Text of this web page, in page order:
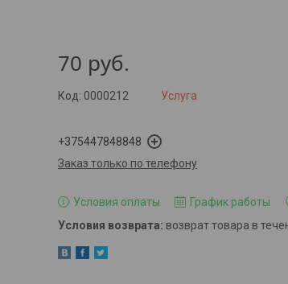
70 руб.
Услуга
Код: 0000212
+375447848848
Заказ только по телефону
Условия оплаты График работы
возврат товара в